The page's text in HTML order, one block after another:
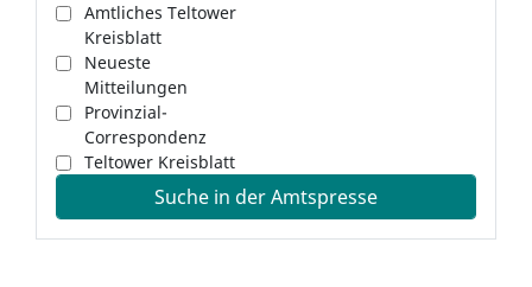
Amtliches Teltower
Kreisblatt
Neueste
Mitteilungen
Provinzial-
Correspondenz
Teltower Kreisblatt
Suche in der Amtspresse